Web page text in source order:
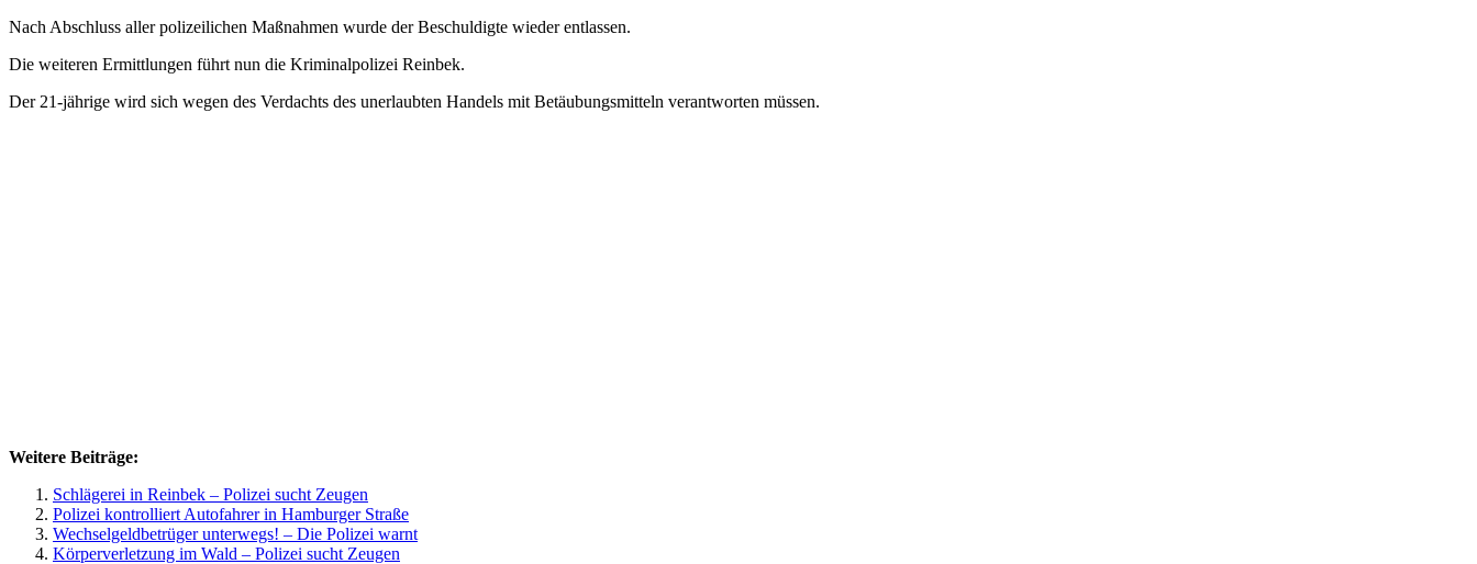
Nach Abschluss aller polizeilichen Maßnahmen wurde der Beschuldigte wieder entlassen.
Die weiteren Ermittlungen führt nun die Kriminalpolizei Reinbek.
Der 21-jährige wird sich wegen des Verdachts des unerlaubten Handels mit Betäubungsmitteln verantworten müssen.
Weitere Beiträge:
Schlägerei in Reinbek – Polizei sucht Zeugen
Polizei kontrolliert Autofahrer in Hamburger Straße
Wechselgeldbetrüger unterwegs! – Die Polizei warnt
Körperverletzung im Wald – Polizei sucht Zeugen